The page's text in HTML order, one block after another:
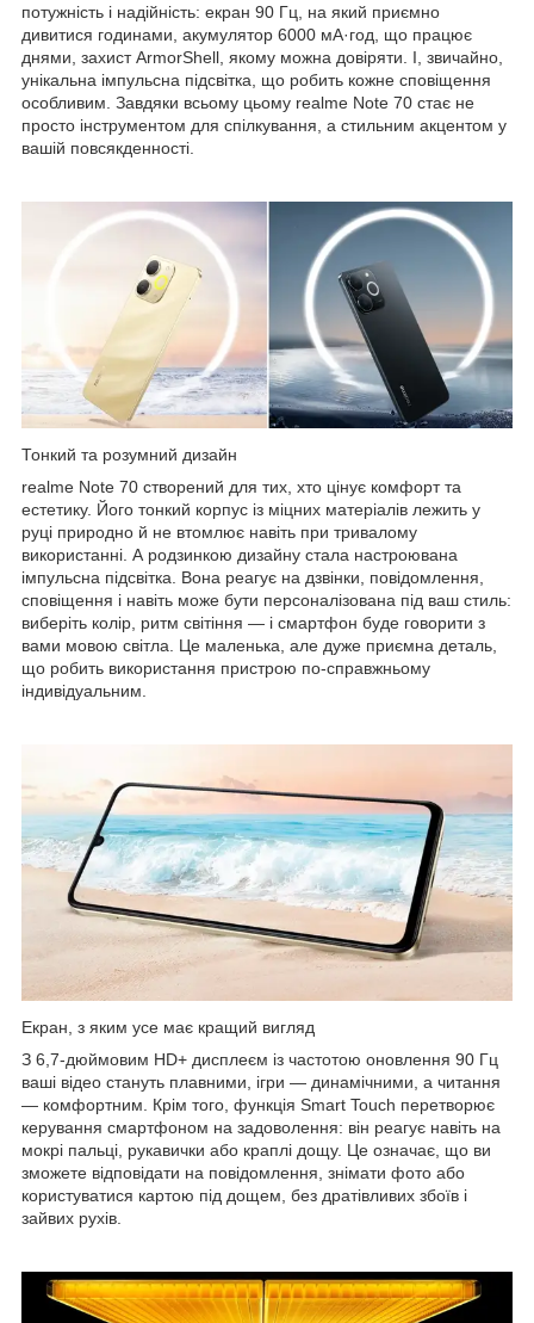
потужність і надійність: екран 90 Гц, на який приємно
дивитися годинами, акумулятор 6000 мА·год, що працює
днями, захист ArmorShell, якому можна довіряти. І, звичайно,
унікальна імпульсна підсвітка, що робить кожне сповіщення
особливим. Завдяки всьому цьому realme Note 70 стає не
просто інструментом для спілкування, а стильним акцентом у
вашій повсякденності.
Тонкий та розумний дизайн
realme Note 70 створений для тих, хто цінує комфорт та
естетику. Його тонкий корпус із міцних матеріалів лежить у
руці природно й не втомлює навіть при тривалому
використанні. А родзинкою дизайну стала настроювана
імпульсна підсвітка. Вона реагує на дзвінки, повідомлення,
сповіщення і навіть може бути персоналізована під ваш стиль:
виберіть колір, ритм світіння — і смартфон буде говорити з
вами мовою світла. Це маленька, але дуже приємна деталь,
що робить використання пристрою по-справжньому
індивідуальним.
Екран, з яким усе має кращий вигляд
З 6,7-дюймовим HD+ дисплеєм із частотою оновлення 90 Гц
ваші відео стануть плавними, ігри — динамічними, а читання
— комфортним. Крім того, функція Smart Touch перетворює
керування смартфоном на задоволення: він реагує навіть на
мокрі пальці, рукавички або краплі дощу. Це означає, що ви
зможете відповідати на повідомлення, знімати фото або
користуватися картою під дощем, без дратівливих збоїв і
зайвих рухів.